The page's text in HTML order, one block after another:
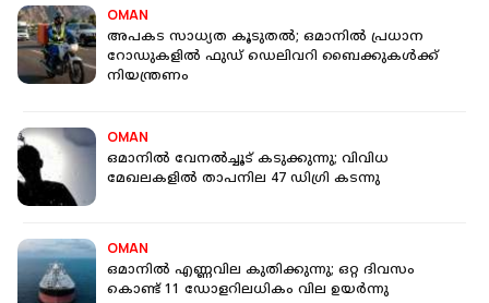
OMAN
അപകട സാധ്യത കൂടുതൽ; ഒമാനിൽ പ്രധാന
റോഡുകളിൽ ഫുഡ് ​ഡെലിവറി ബൈക്കുകൾക്ക്
നിയന്ത്രണം
OMAN
ഒമാനിൽ വേനൽച്ചൂട് കടുക്കുന്നു; വിവിധ
മേഖലകളിൽ താപനില 47 ഡിഗ്രി കടന്നു
OMAN
ഒമാനിൽ എണ്ണവില കുതിക്കുന്നു; ഒറ്റ ദിവസം
കൊണ്ട് 11 ഡോളറിലധികം വില ഉയർന്നു